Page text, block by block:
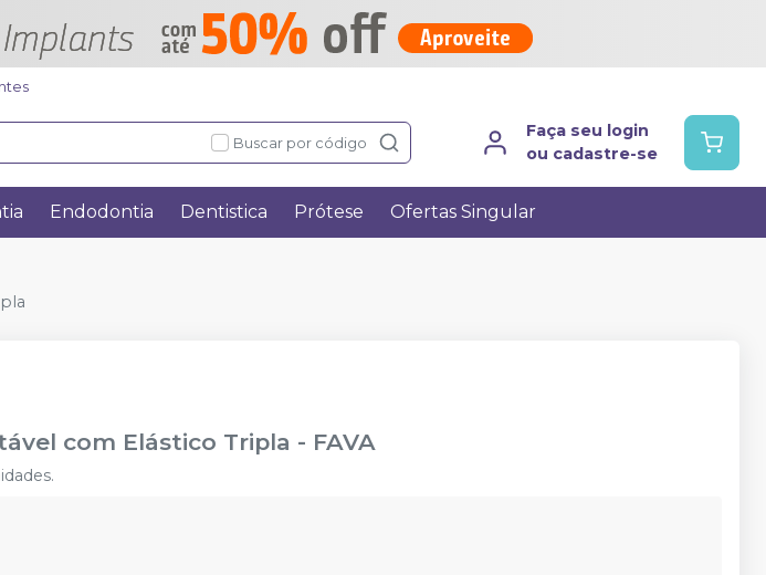
Buscar por código
Faça seu login
ou cadastre-se
Endodontia Dentistica Prótese Ofertas Singular
com Elástico Tripla - FAVA